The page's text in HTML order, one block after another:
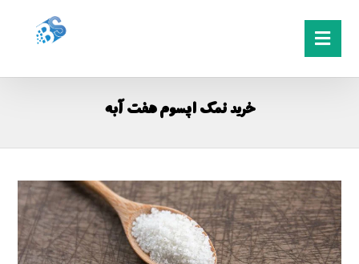
خرید نمک اپسوم هفت آبه